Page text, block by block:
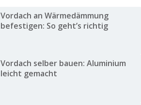
Vordach an Wärmedämmung
befestigen: So geht’s richtig
Vordach selber bauen: Aluminium
leicht gemacht